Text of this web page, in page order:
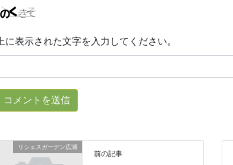
上に表示された文字を入力してください。
リシェスガーデン広瀬
前の記事